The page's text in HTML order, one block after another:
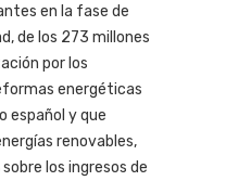
en la fase de
de los 273 millones
por los
energéticas
español y que
renovables,
los ingresos de